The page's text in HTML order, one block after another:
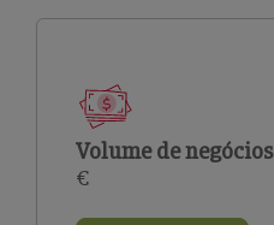
Volume de negócios
€